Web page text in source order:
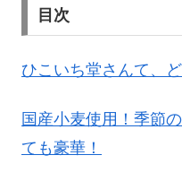
目次
ひこいち堂さんて、
国産小麦使用！季節
ても豪華！